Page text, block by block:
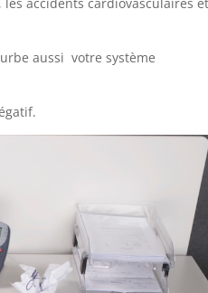
aussi votre système